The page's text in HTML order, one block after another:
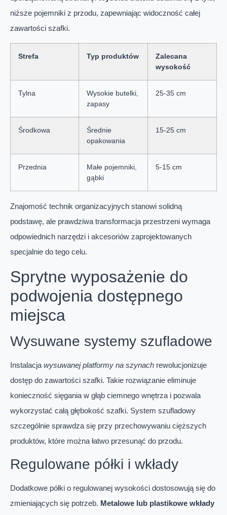
niższe pojemniki z przodu, zapewniając widoczność całej
zawartości szafki.
Strefa Typ produktów
Zalecana
wysokość
Tylna
Wysokie butelki,
zapasy
25-35 cm
Środkowa
Średnie
opakowania
15-25 cm
Przednia
Małe pojemniki,
gąbki
5-15 cm
Znajomość technik organizacyjnych stanowi solidną
podstawę, ale prawdziwa transformacja przestrzeni wymaga
odpowiednich narzędzi i akcesoriów zaprojektowanych
specjalnie do tego celu.
Sprytne wyposażenie do
podwojenia dostępnego
miejsca
Wysuwane systemy szufladowe
Instalacja wysuwanej platformy na szynach rewolucjonizuje
dostęp do zawartości szafki. Takie rozwiązanie eliminuje
konieczność sięgania w głąb ciemnego wnętrza i pozwala
wykorzystać całą głębokość szafki. System szufladowy
szczególnie sprawdza się przy przechowywaniu cięższych
produktów, które można łatwo przesunąć do przodu.
Regulowane półki i wkłady
Dodatkowe półki o regulowanej wysokości dostosowują się do
zmieniających się potrzeb. Metalowe lub plastikowe wkłady